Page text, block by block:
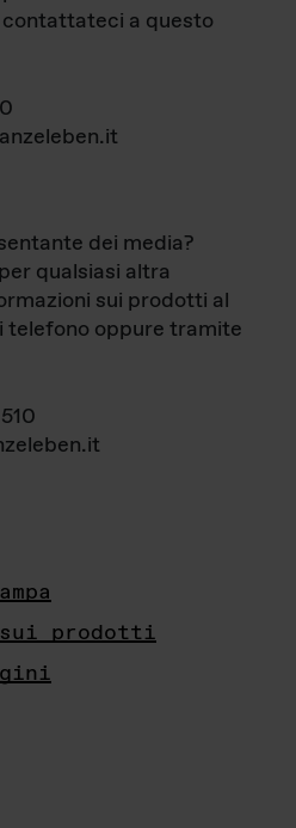
a questo
dei media?
qualsiasi altra
sui prodotti al
telefono oppure tramite
prodotti